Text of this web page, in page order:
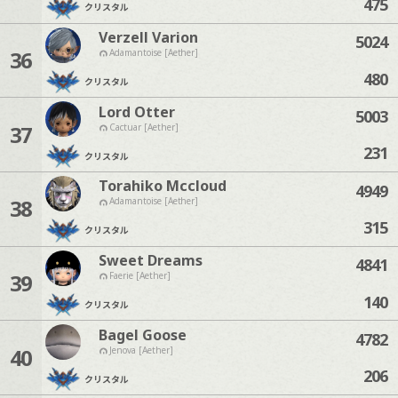
クリスタル 475
36
Verzell Varion
Adamantoise [Aether]
クリスタル
5024
480
37
Lord Otter
Cactuar [Aether]
クリスタル
5003
231
38
Torahiko Mccloud
Adamantoise [Aether]
クリスタル
4949
315
39
Sweet Dreams
Faerie [Aether]
クリスタル
4841
140
40
Bagel Goose
Jenova [Aether]
クリスタル
4782
206